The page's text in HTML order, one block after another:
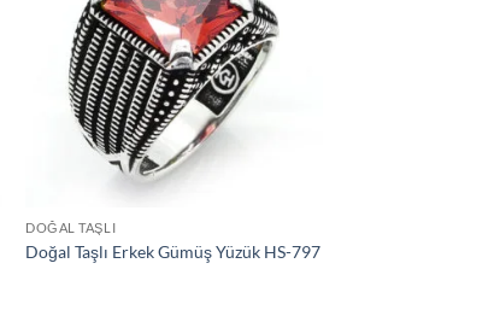
Ekle
DOĞAL TAŞLI
Doğal Taşlı Erkek Gümüş Yüzük HS-797